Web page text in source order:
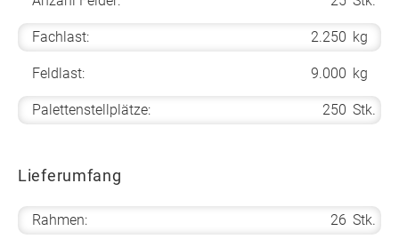
Fachlast: 2.250 kg
Feldlast: 9.000 kg
Palettenstellplätze: 250 Stk.
Lieferumfang
Rahmen: 26 Stk.